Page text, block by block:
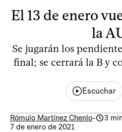
El 13 de enero
la
Se jugarán los
final; se cerrará la B y
Escuchar
Rómulo Martínez Chenlo-
3
7 de enero de 2021